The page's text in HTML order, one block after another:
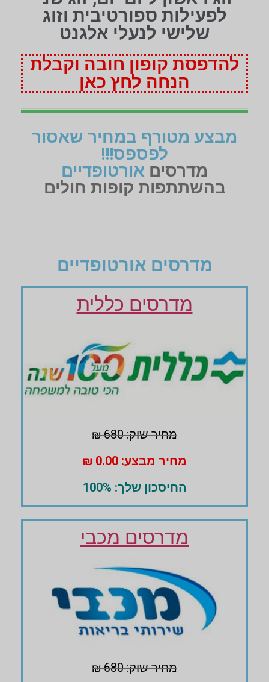
לפעילות ספורטיבית וזוג
שלישי לנעלי אלגנט
להדפסת קופון חובה וקבלת
הנחה לחץ כאן
מבצע מטורף במחיר שאסור
לפספס!!!
מדרסים אורטופדיים
בהשתתפות קופות חולים
מדרסים אורטופדיים
מדרסים כללית
מחיר שוק: 680 ₪
מחיר מבצע: 0.00 ₪
החיסכון שלך: 100%
מדרסים מכבי
מחיר שוק: 680 ₪